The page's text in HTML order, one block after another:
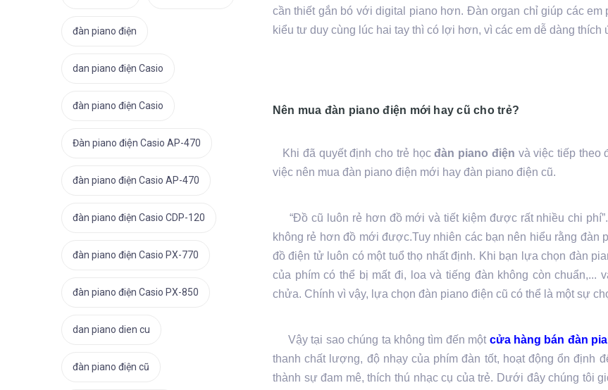
cần thiết gắn bó với digital piano hơn. Đàn organ chỉ giúp các em
kiểu tư duy cùng lúc hai tay thì có lợi hơn, vì các em dễ dàng
Nên mua đàn piano điện mới hay cũ cho trẻ?
Khi đã quyết định cho trẻ họcđàn piano điện và việc tiếp theo
việc nên mua đàn piano điện mới hay đàn piano điện cũ.
“Đồ cũ luôn rẻ hơn đồ mới và tiết kiệm được rất nhiều chi
không rẻ hơn đồ mới được.Tuy nhiên các bạn nên hiểu rằng đàn
đồ điện tử luôn có một tuổ thọ nhất định. Khi bạn lựa chọn đàn
của phím có thể bị mất đi, loa và tiếng đàn không còn
chửa. Chính vì vậy, lựa chọn đàn piano điện cũ có thể là một sự
Vậy tại sao chúng ta không tìm đến một cửa hàng bán đàn
thanh chất lượng, độ nhạy của phím đàn tốt, hoạt động ổn định
thành sự đam mê, thích thú nhạc cụ của trẻ. Dưới đây chúng tôi
đàn piano điện
dan piano điện Casio
đàn piano điện Casio
Đàn piano điện Casio AP-470
đàn piano điện Casio AP-470
đàn piano điện Casio CDP-120
đàn piano điện Casio PX-770
đàn piano điện Casio PX-850
dan piano dien cu
đàn piano điện cũ